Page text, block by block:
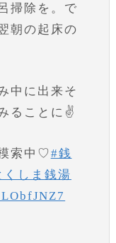
掃除を。で
朝の起床の
中に出来そ
ることに✌️
索中♡#銭
くしま銭湯